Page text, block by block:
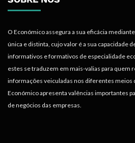
O Económico assegura a sua eficácia
única e distinta, cujo valor é a sua capacidade
informativos e formativos de especialidade
estes se traduzem em mais-valias para quem
informações veiculadas nos diferentes meios
Económico apresenta valências importantes
de negócios das empresas.